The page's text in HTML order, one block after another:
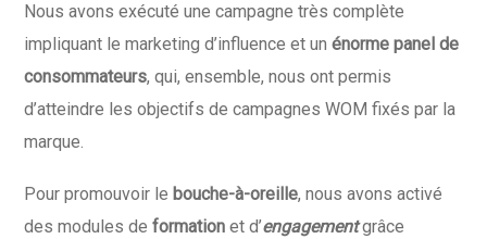
Nous avons exécuté une campagne très complète
impliquant le marketing d’influence et unénorme panel de
consommateurs, qui, ensemble, nous ont permis
d’atteindre les objectifs de campagnes WOM fixés par la
marque.
Pour promouvoir le bouche-à-oreille, nous avons activé
des modules deformation et d’engagementgrâce